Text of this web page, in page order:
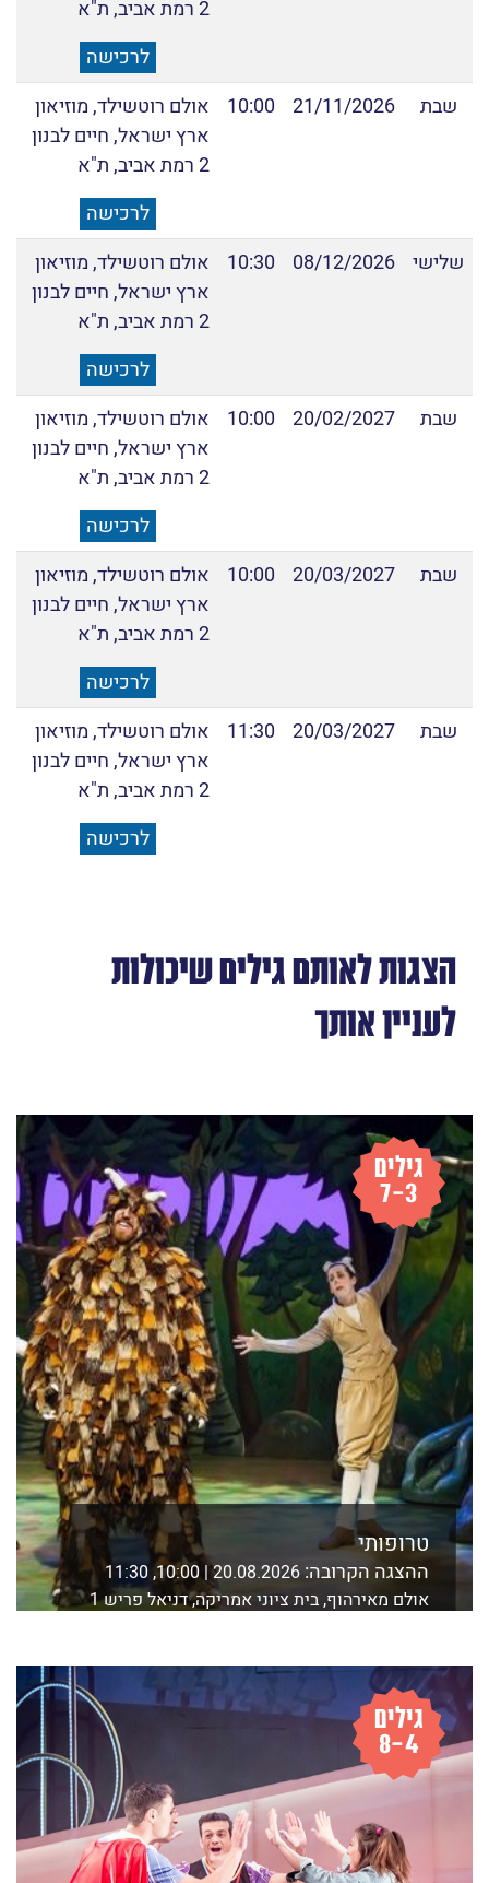
2 רמת אביב, ת"א
לרכישה
שבת
21/11/2026
10:00
אולם רוטשילד, מוזיאון
ארץ ישראל, חיים לבנון
2 רמת אביב, ת"א
לרכישה
שלישי 08/12/2026
10:30
אולם רוטשילד, מוזיאון
ארץ ישראל, חיים לבנון
2 רמת אביב, ת"א
לרכישה
שבת
20/02/2027
10:00
אולם רוטשילד, מוזיאון
ארץ ישראל, חיים לבנון
2 רמת אביב, ת"א
לרכישה
שבת
20/03/2027
10:00
אולם רוטשילד, מוזיאון
ארץ ישראל, חיים לבנון
2 רמת אביב, ת"א
לרכישה
שבת
20/03/2027
11:30
אולם רוטשילד, מוזיאון
ארץ ישראל, חיים לבנון
2 רמת אביב, ת"א
לרכישה
הצגות לאותם גילים שיכולות
לעניין אותך
טרופותי
ההצגה הקרובה:20.08.2026 | 10:00, 11:30
אולם מאירהוף, בית ציוני אמריקה, דניאל פריש 1